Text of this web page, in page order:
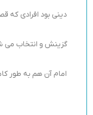
دینی بود افرادی که
گزینش و انتخاب می
امام آن هم به طور